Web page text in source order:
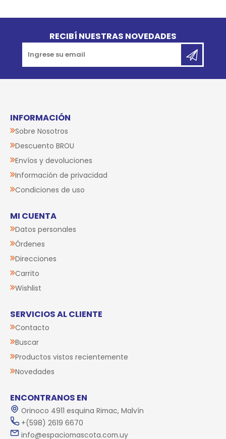
RECIBÍ NUESTRAS NOVEDADES
INFORMACIÓN
Sobre Nosotros
Descuento BROU
Envíos y devoluciones
Información de privacidad
Condiciones de uso
MI CUENTA
Datos personales
Órdenes
Direcciones
Carrito
Wishlist
SERVICIOS AL CLIENTE
Contacto
Buscar
Productos vistos recientemente
Novedades
ENCONTRANOS EN
Orinoco 4911 esquina Rimac, Malvín
+(598) 2619 6670
info@espaciomascota.com.uy